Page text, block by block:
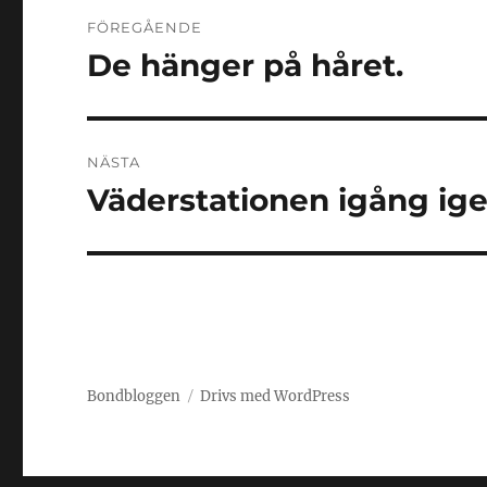
FÖREGÅENDE
Föregående
De hänger på håret.
NÄSTA
Nästa
Väderstationen igång
Bondbloggen Drivs med WordPress